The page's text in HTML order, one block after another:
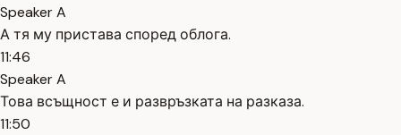
Speaker A
А тя му пристава според облога.
11:46
Speaker A
Това всъщност е и развръзката на разказа.
11:50